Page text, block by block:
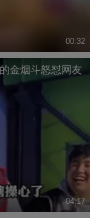
00:32
金烟斗怒怼网友
04:17